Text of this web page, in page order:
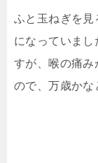
ふと玉ねぎを見
になっていま
すが、喉の痛み
ので、万歳かな